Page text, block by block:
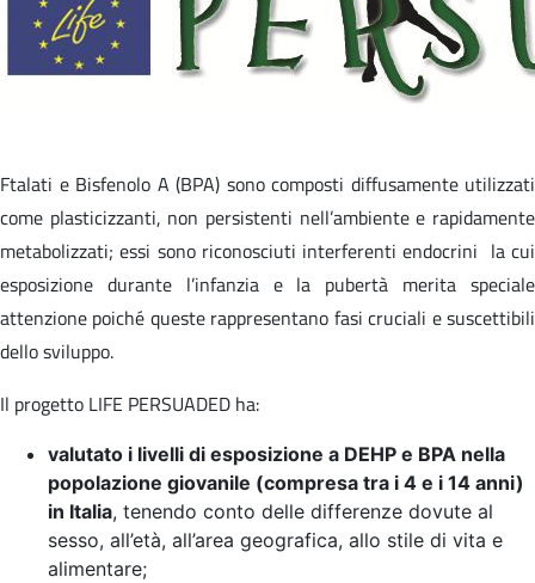
Ftalati e Bisfenolo A (BPA) sono composti diffusamente utilizzati
come plasticizzanti, non persistenti nell’ambiente e rapidamente
metabolizzati; essi sono riconosciuti interferenti endocrini la cui
esposizione durante l’infanzia e la pubertà merita speciale
attenzione poiché queste rappresentano fasi cruciali e suscettibili
dello sviluppo.
Il progetto LIFE PERSUADED ha:
valutato i livelli di esposizione a DEHP e BPA nella
popolazione giovanile (compresa tra i 4 e i 14 anni)
in Italia, tenendo conto delle differenze dovute al
sesso, all’età, all’area geografica, allo stile di vita e
alimentare;